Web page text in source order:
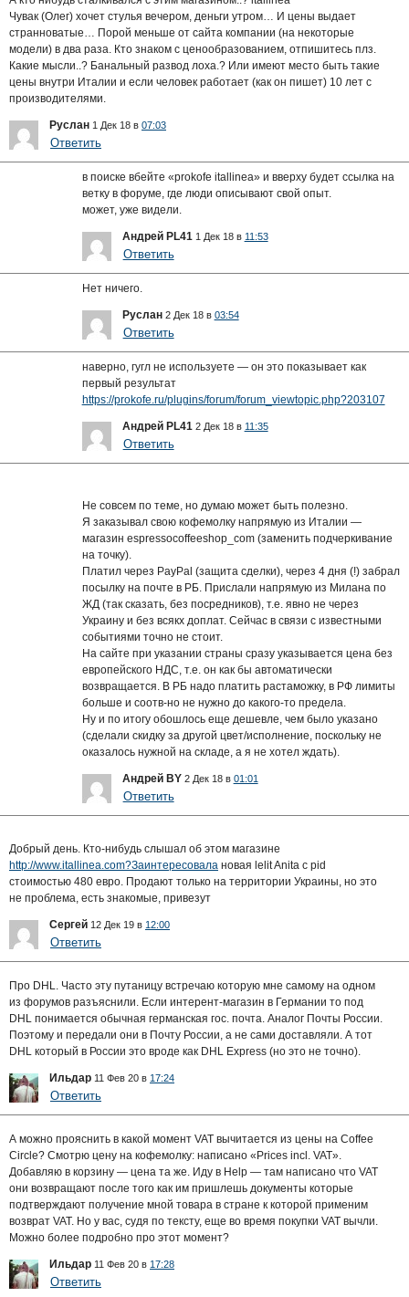
Чувак (Олег) хочет стулья вечером, деньги утром… И цены выдает
странноватые… Порой меньше от сайта компании (на некоторые
модели) в два раза. Кто знаком с ценообразованием, отпишитесь плз.
Какие мысли..? Банальный развод лоха.? Или имеют место быть такие
цены внутри Италии и если человек работает (как он пишет) 10 лет с
производителями.
Руслан 1 Дек 18 в 07:03
Ответить
в поиске вбейте «prokofe itallinea» и вверху будет ссылка на
ветку в форуме, где люди описывают свой опыт.
может, уже видели.
Андрей PL41 1 Дек 18 в 11:53
Ответить
Нет ничего.
Руслан 2 Дек 18 в 03:54
Ответить
наверно, гугл не используете — он это показывает как
первый результат
https://prokofe.ru/plugins/forum/forum_viewtopic.php?203107
Андрей PL41 2 Дек 18 в 11:35
Ответить
Не совсем по теме, но думаю может быть полезно.
Я заказывал свою кофемолку напрямую из Италии —
магазин espressocoffeeshop_com (заменить подчеркивание
на точку).
Платил через PayPal (защита сделки), через 4 дня (!) забрал
посылку на почте в РБ. Прислали напрямую из Милана по
ЖД (так сказать, без посредников), т.е. явно не через
Украину и без всякх доплат. Сейчас в связи с известными
событиями точно не стоит.
На сайте при указании страны сразу указывается цена без
европейского НДС, т.е. он как бы автоматически
возвращается. В РБ надо платить растаможку, в РФ лимиты
больше и соотв-но не нужно до какого-то предела.
Ну и по итогу обошлось еще дешевле, чем было указано
(сделали скидку за другой цвет/исполнение, поскольку не
оказалось нужной на складе, а я не хотел ждать).
Андрей BY 2 Дек 18 в 01:01
Ответить
Добрый день. Кто-нибудь слышал об этом магазине
http://www.itallinea.com?Заинтересовала новая lelit Anita с pid
стоимостью 480 евро. Продают только на территории Украины, но это
не проблема, есть знакомые, привезут
Сергей 12 Дек 19 в 12:00
Ответить
Про DHL. Часто эту путаницу встречаю которую мне самому на одном
из форумов разъяснили. Если интерент-магазин в Германии то под
DHL понимается обычная германская гос. почта. Аналог Почты России.
Поэтому и передали они в Почту России, а не сами доставляли. А тот
DHL который в России это вроде как DHL Express (но это не точно).
Ильдар 11 Фев 20 в 17:24
Ответить
А можно прояснить в какой момент VAT вычитается из цены на Coffee
Circle? Смотрю цену на кофемолку: написано «Prices incl. VAT».
Добавляю в корзину — цена та же. Иду в Help — там написано что VAT
они возвращают после того как им пришлешь документы которые
подтверждают получение мной товара в стране к которой применим
возврат VAT. Но у вас, судя по тексту, еще во время покупки VAT вычли.
Можно более подробно про этот момент?
Ильдар 11 Фев 20 в 17:28
Ответить